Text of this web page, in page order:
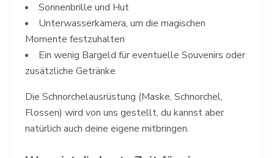
Sonnenbrille und Hut
Unterwasserkamera, um die magischen
Momente festzuhalten
Ein wenig Bargeld für eventuelle Souvenirs oder
zusätzliche Getränke
Die Schnorchelausrüstung (Maske, Schnorchel,
Flossen) wird von uns gestellt, du kannst aber
natürlich auch deine eigene mitbringen.